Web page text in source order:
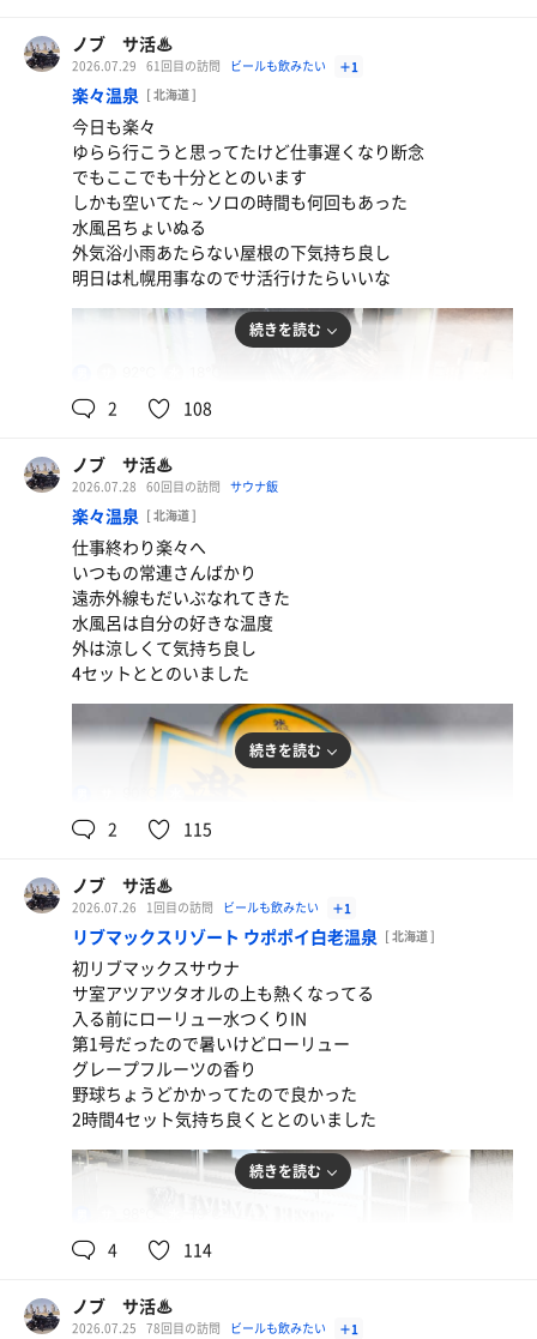
入浴セットの鮨天セット
メニューいろいろ美味しそう 旨すぎた
スーパードライ
水
水
旨すぎた
水
ノブ サ活♨
2026.07.29 61回目の訪問 ビールも飲みたい ＋1
楽々温泉 [ 北海道 ]
今日も楽々
ゆらら行こうと思ってたけど仕事遅くなり断念
でもここでも十分ととのいます
しかも空いてた～ソロの時間も何回もあった
水風呂ちょいぬる
外気浴小雨あたらない屋根の下気持ち良し
明日は札幌用事なのでサ活行けたらいいな
スーバードライ
水
続きを読む
2 108
ノブ サ活♨
2026.07.28 60回目の訪問 サウナ飯
楽々温泉 [ 北海道 ]
仕事終わり楽々へ
いつもの常連さんばかり
遠赤外線もだいぶなれてきた
水風呂は自分の好きな温度
外は涼しくて気持ち良し
4セットととのいました
続きを読む
2 115
ノブ サ活♨
2026.07.26 1回目の訪問 ビールも飲みたい ＋1
リブマックスリゾート ウポポイ白老温泉 [ 北海道 ]
初リブマックスサウナ
サ室アツアツタオルの上も熱くなってる
入る前にローリュー水つくりIN
第1号だったので暑いけどローリュー
グレープフルーツの香り
野球ちょうどかかってたので良かった
2時間4セット気持ち良くととのいました
続きを読む
4 114
ノブ サ活♨
2026.07.25 78回目の訪問 ビールも飲みたい ＋1